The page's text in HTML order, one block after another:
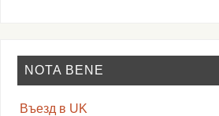
NOTA BENE
Въезд в UK